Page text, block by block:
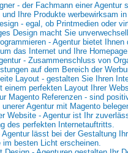
- der Fachmann einer Agentur
und Ihre Produkte werbewirksam
- egal, ob Printmedien oder
Design macht Sie
- Agentur bietet
das Internet und Ihre
- Zusammenschluss von
auf dem Bereich der
Layout - gestalten Sie Ihren
einem perfekten Layout Ihrer
Magento Referenzen - sind
Agentur mit Magento
Website - Agentur ist Ihr
des perfekten Internetauftritts.
Agentur lässt bei der Gestaltung
im besten Licht erscheinen.